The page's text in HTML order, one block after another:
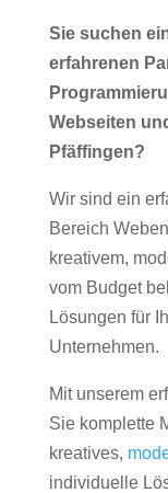
Sie suchen
erfahrenen
Webseiten
Pfäffingen?
Wir sind ein
Bereich
kreativem,
vom Budget
Lösungen für
Unternehmen.
Mit unserem
Sie komplette
kreatives,
individuelle